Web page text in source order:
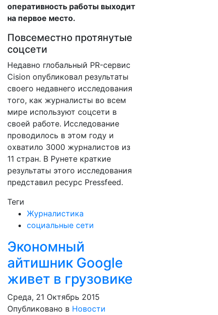
оперативность работы выходит
на первое место.
Повсеместно протянутые
соцсети
Недавно глобальный PR-сервис
Cision опубликовал результаты
своего недавнего исследования
того, как журналисты во всем
мире используют соцсети в
своей работе. Исследование
проводилось в этом году и
охватило 3000 журналистов из
11 стран. В Рунете краткие
результаты этого исследования
представил ресурс Pressfeed.
Теги
Журналистика
социальные сети
Экономный
айтишник Google
живет в грузовике
Среда, 21 Октябрь 2015
Опубликовано в Новости